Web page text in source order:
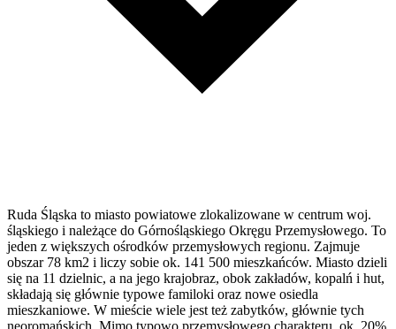
Ruda Śląska to miasto powiatowe zlokalizowane w centrum woj.
śląskiego i należące do Górnośląskiego Okręgu Przemysłowego. To
jeden z większych ośrodków przemysłowych regionu. Zajmuje
obszar 78 km2 i liczy sobie ok. 141 500 mieszkańców. Miasto dzieli
się na 11 dzielnic, a na jego krajobraz, obok zakładów, kopalń i hut,
składają się głównie typowe familoki oraz nowe osiedla
mieszkaniowe. W mieście wiele jest też zabytków, głównie tych
neoromańskich. Mimo typowo przemysłowego charakteru, ok. 20%